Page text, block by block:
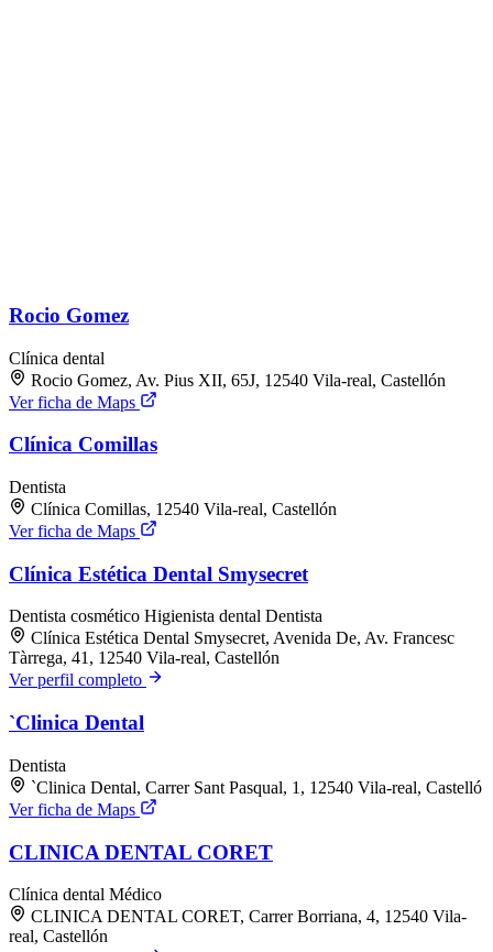
Rocio Gomez
Clínica dental
Rocio Gomez, Av. Pius XII, 65J, 12540 Vila-real, Castellón
Ver ficha de Maps
Clínica Comillas
Dentista
Clínica Comillas, 12540 Vila-real, Castellón
Ver ficha de Maps
Clínica Estética Dental Smysecret
Dentista cosmético Higienista dental Dentista
Clínica Estética Dental Smysecret, Avenida De, Av. Francesc
Tàrrega, 41, 12540 Vila-real, Castellón
Ver perfil completo
`Clinica Dental
Dentista
`Clinica Dental, Carrer Sant Pasqual, 1, 12540 Vila-real, Castelló
Ver ficha de Maps
CLINICA DENTAL CORET
Clínica dental Médico
CLINICA DENTAL CORET, Carrer Borriana, 4, 12540 Vila-
real, Castellón